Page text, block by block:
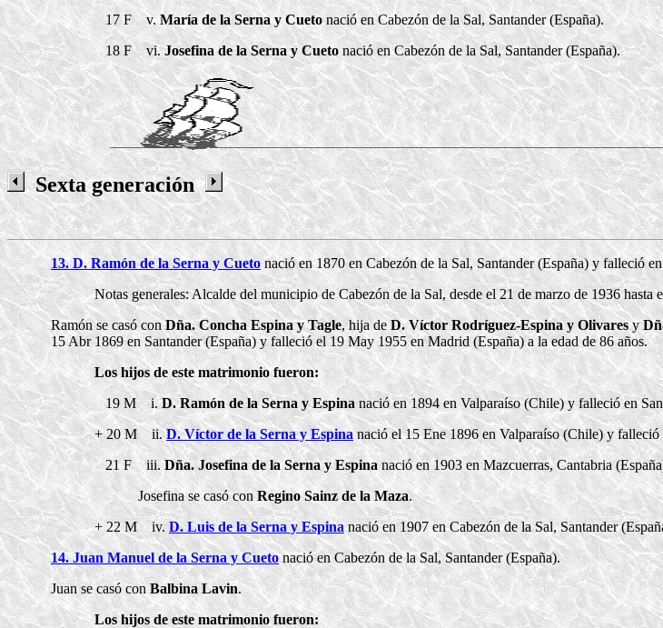
17 F v. María de la Serna y Cueto nació en Cabezón de la Sal, Santander (España).
18 F vi.Josefina de la Serna y Cueto nació en Cabezón de la Sal, Santander (España).
Sexta generación
13. D. Ramón de la Serna y Cueto nació en 1870 en Cabezón de la Sal, Santander (España) y falleció
Notas generales: Alcalde del municipio de Cabezón de la Sal, desde el 21 de marzo de 1936 hasta
Ramón se casó conDña. Concha Espina y Tagle, hija deD. Víctor Rodríguez-Espina y Olivaresy
15 Abr 1869 en Santander (España) y falleció el 19 May 1955 en Madrid (España) a la edad de 86 años.
Los hijos de este matrimonio fueron:
19 M i.D. Ramón de la Serna y Espinanació en 1894 en Valparaíso (Chile) y falleció en
+ 20 M ii.D. Víctor de la Serna y Espinanació el 15 Ene 1896 en Valparaíso (Chile) y
21 F iii. Dña. Josefina de la Serna y Espinanació en 1903 en Mazcuerras, Cantabria
Josefina se casó conRegino Sainz de la Maza.
+ 22 M iv.D. Luis de la Serna y Espinanació en 1907 en Cabezón de la Sal, Santander
14. Juan Manuel de la Serna y Cuetonació en Cabezón de la Sal, Santander (España).
Juan se casó conBalbina Lavin.
Los hijos de este matrimonio fueron: